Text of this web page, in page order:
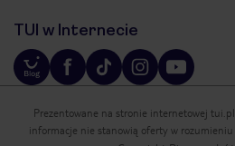
TUI w Internecie
Prezentowane na stronie internetowej
informacje nie stanowią oferty w